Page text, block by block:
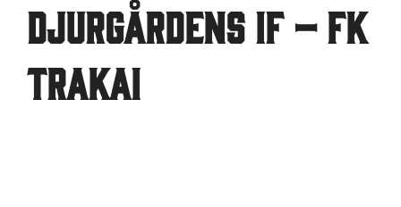
Djurgårdens IF – FK
Trakai